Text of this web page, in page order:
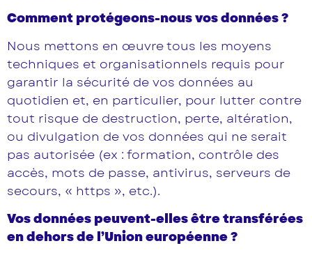
Comment protégeons-nous vos données ?
Nous mettons en œuvre tous les moyens
techniques et organisationnels requis pour
garantir la sécurité de vos données au
quotidien et, en particulier, pour lutter contre
tout risque de destruction, perte, altération,
ou divulgation de vos données qui ne serait
pas autorisée (ex : formation, contrôle des
accès, mots de passe, antivirus, serveurs de
secours, « https », etc.).
Vos données peuvent-elles être transférées
en dehors de l’Union européenne ?